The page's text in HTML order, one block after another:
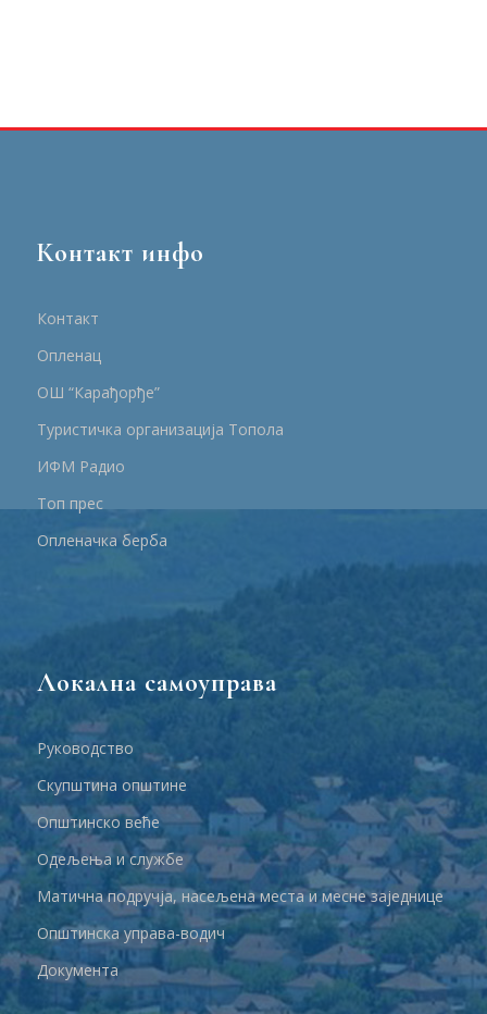
Контакт инфо
Контакт
Опленац
ОШ “Карађорђе”
Туристичка организација Топола
ИФМ Радио
Топ прес
Опленачка берба
Локална самоуправа
Руководство
Скупштина општине
Општинско веће
Одељења и службе
Матична подручја, насељена места и месне заједнице
Општинска управа-водич
Документа